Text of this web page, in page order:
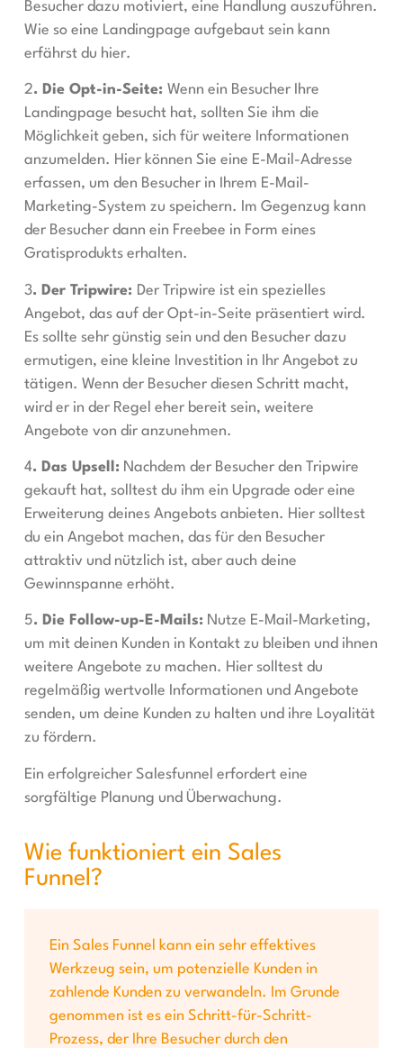
Besucher dazu motiviert, eine Handlung auszuführen.
Wie so eine Landingpage aufgebaut sein kann
erfährst du hier.
2. Die Opt-in-Seite:Wenn ein Besucher Ihre
Landingpage besucht hat, sollten Sie ihm die
Möglichkeit geben, sich für weitere Informationen
anzumelden. Hier können Sie eine E-Mail-Adresse
erfassen, um den Besucher in Ihrem E-Mail-
Marketing-System zu speichern. Im Gegenzug kann
der Besucher dann ein Freebee in Form eines
Gratisprodukts erhalten.
3. Der Tripwire: Der Tripwire ist ein spezielles
Angebot, das auf der Opt-in-Seite präsentiert wird.
Es sollte sehr günstig sein und den Besucher dazu
ermutigen, eine kleine Investition in Ihr Angebot zu
tätigen. Wenn der Besucher diesen Schritt macht,
wird er in der Regel eher bereit sein, weitere
Angebote von dir anzunehmen.
4. Das Upsell: Nachdem der Besucher den Tripwire
gekauft hat, solltest du ihm ein Upgrade oder eine
Erweiterung deines Angebots anbieten. Hier solltest
du ein Angebot machen, das für den Besucher
attraktiv und nützlich ist, aber auch deine
Gewinnspanne erhöht.
5. Die Follow-up-E-Mails: Nutze E-Mail-Marketing,
um mit deinen Kunden in Kontakt zu bleiben und ihnen
weitere Angebote zu machen. Hier solltest du
regelmäßig wertvolle Informationen und Angebote
senden, um deine Kunden zu halten und ihre Loyalität
zu fördern.
Ein erfolgreicher Salesfunnel erfordert eine
sorgfältige Planung und Überwachung.
Wie funktioniert ein Sales
Funnel?
Ein Sales Funnel kann ein sehr effektives
Werkzeug sein, um potenzielle Kunden in
zahlende Kunden zu verwandeln. Im Grunde
genommen ist es ein Schritt-für-Schritt-
Prozess, der Ihre Besucher durch den